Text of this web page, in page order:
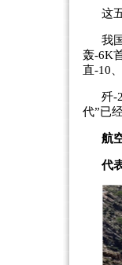
这
我
轰-6K
直-10
歼-
代”已
航
代